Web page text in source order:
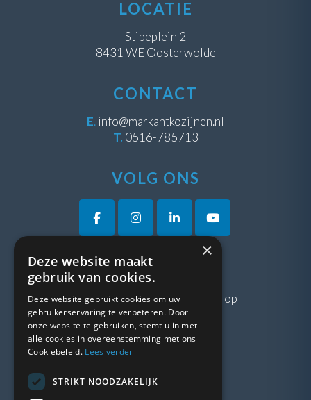
LOCATIE
Stipeplein 2
8431 WE Oosterwolde
CONTACT
E.info@markantkozijnen.nl
T. 0516-785713
VOLG ONS
VRAGEN?
Neem gerustcontactmet ons op
LINKS
Blogs
×
Deze website maakt
gebruik van cookies.
Deze website gebruikt cookies om uw
gebruikerservaring te verbeteren. Door
onze website te gebruiken, stemt u in met
alle cookies in overeenstemming met ons
Cookiebeleid. Lees verder
STRIKT NOODZAKELIJK